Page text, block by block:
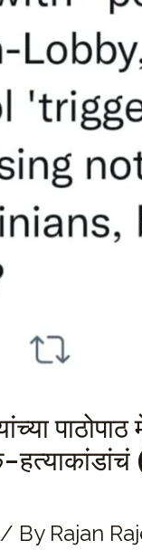
/ By Rajan